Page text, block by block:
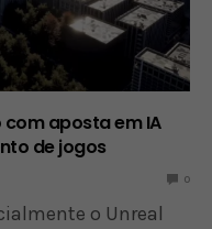
com aposta em IA
de jogos
0
o Unreal